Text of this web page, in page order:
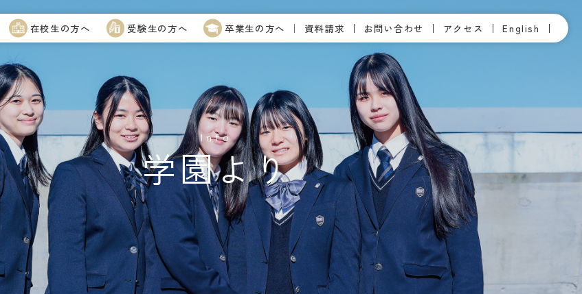
在校生の方へ 受験生の方へ 卒業生の方へ 資料請求 お問い合わせ アクセス English
Info
学園より